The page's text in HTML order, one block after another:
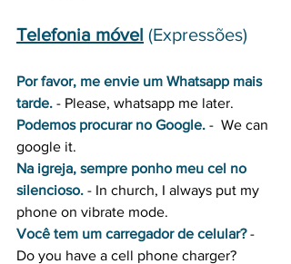
Telefonia móvel (Expressões)
Por favor, me envie um Whatsapp mais
tarde. - Please, whatsapp me later.
Podemos procurar no Google. -  We can
google it.
Na igreja, sempre ponho meu cel no
silencioso. - In church, I always put my
phone on vibrate mode.
Você tem um carregador de celular? -
Do you have a cell phone charger?